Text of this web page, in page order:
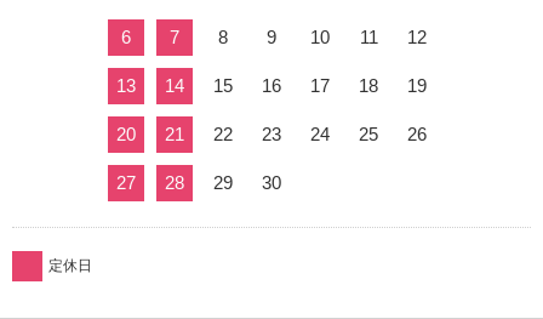
6 7 8 9 10 11 12
13 14 15 16 17 18 19
20 21 22 23 24 25 26
27 28 29 30
定休日